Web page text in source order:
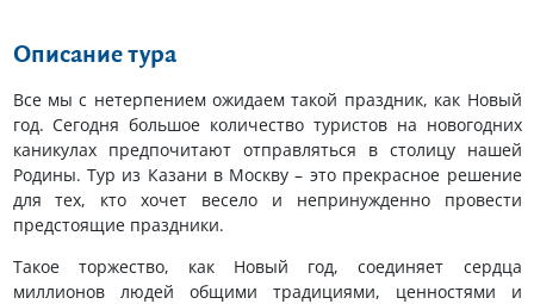
Описание тура
Все мы с нетерпением ожидаем такой праздник, как Новый
год. Сегодня большое количество туристов на новогодних
каникулах предпочитают отправляться в столицу нашей
Родины. Тур из Казани в Москву – это прекрасное решение
для тех, кто хочет весело и непринужденно провести
предстоящие праздники.
Такое торжество, как Новый год, соединяет сердца
миллионов людей общими традициями, ценностями и